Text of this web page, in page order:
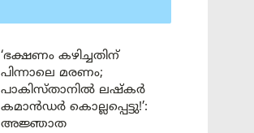
‘ഭക്ഷണം കഴിച്ചതിന്
പിന്നാലെ മരണം;
പാകിസ്താനിൽ ലഷ്കർ
കമാൻഡർ കൊല്ലപ്പെട്ടു!’:
അജ്ഞാത